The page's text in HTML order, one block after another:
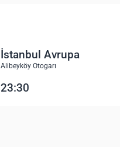
İstanbul Avrupa
Alibeyköy Otogarı
23:30